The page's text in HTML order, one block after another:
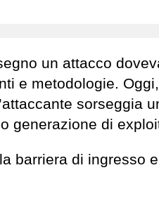
un attacco
e metodologie. Oggi,
sorseggia
generazione di
barriera di ingresso